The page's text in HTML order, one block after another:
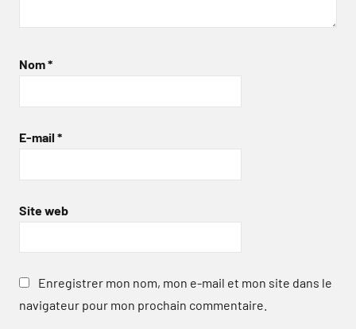
Nom*
E-mail *
Site web
Enregistrer mon nom, mon e-mail et mon site dans le
navigateur pour mon prochain commentaire.